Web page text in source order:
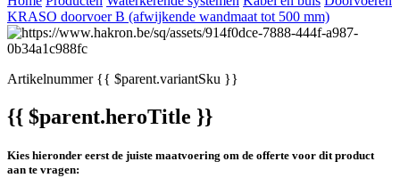
KRASO doorvoer B (afwijkende wandmaat tot 500 mm)
Artikelnummer{{ $parent.variantSku }}
{{ $parent.heroTitle }}
Kies hieronder eerst de juiste maatvoering om de offerte voor dit product
aan te vragen: